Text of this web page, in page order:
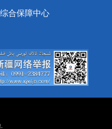
合保障中心